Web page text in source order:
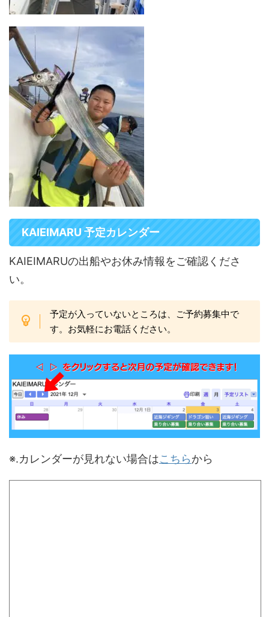
KAIEIMARU 予定カレンダー
KAIEIMARUの出船やお休み情報をご確認くださ
い。
予定が入っていないところは、ご予約募集中で
す。お気軽にお電話ください。
※.カレンダーが見れない場合はこちらから